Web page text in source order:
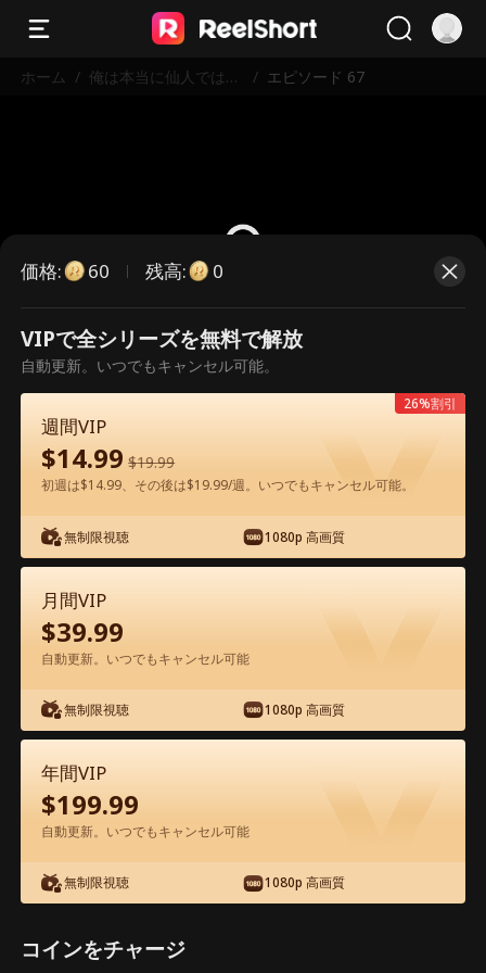
ホーム / 俺は本当に仙人ではな
/ エピソード 67
こちらは有料のエピソードです。視
聴いただくには解放が必要です。
アプリ内で無料視聴可能
エピソード67 - 俺は本当に仙人ではない
んだ！ 映画フル
1-50 51-80
67 70
価格: 60 残高: 0
VIPで全シリーズを無料で解放
自動更新。いつでもキャンセル可能。
週間VIP
$14.99 $19.99
初週は$14.99、その後は$19.99/週。いつでもキャンセル可能。
無制限視聴 1080p 高画質
26%割引
月間VIP
$39.99
自動更新。いつでもキャンセル可能
無制限視聴 1080p 高画質
年間VIP
$199.99
自動更新。いつでもキャンセル可能
無制限視聴 1080p 高画質
コインをチャージ